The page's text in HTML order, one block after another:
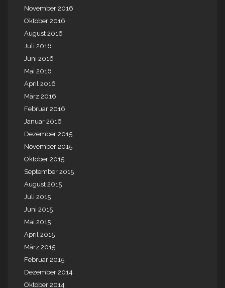
November 2016
Oktober 2016
August 2016
Juli 2016
Juni 2016
Mai 2016
April 2016
März 2016
Februar 2016
Januar 2016
Dezember 2015
November 2015
Oktober 2015
September 2015
August 2015
Juli 2015
Juni 2015
Mai 2015
April 2015
März 2015
Februar 2015
Dezember 2014
Oktober 2014